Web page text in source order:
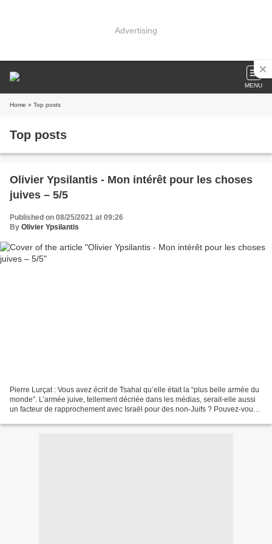
Advertising
MENU
Home » Top posts
Top posts
Olivier Ypsilantis - Mon intérêt pour les choses
juives – 5/5
Published on 08/25/2021 at 09:26
By Olivier Ypsilantis
Pierre Lurçat : Vous avez écrit de Tsahal qu’elle était la “plus belle armée du
monde”. L’armée juive, tellement décriée dans les médias, serait-elle aussi
un facteur de rapprochement avec Israël pour des non-Juifs ? Pouvez-vous